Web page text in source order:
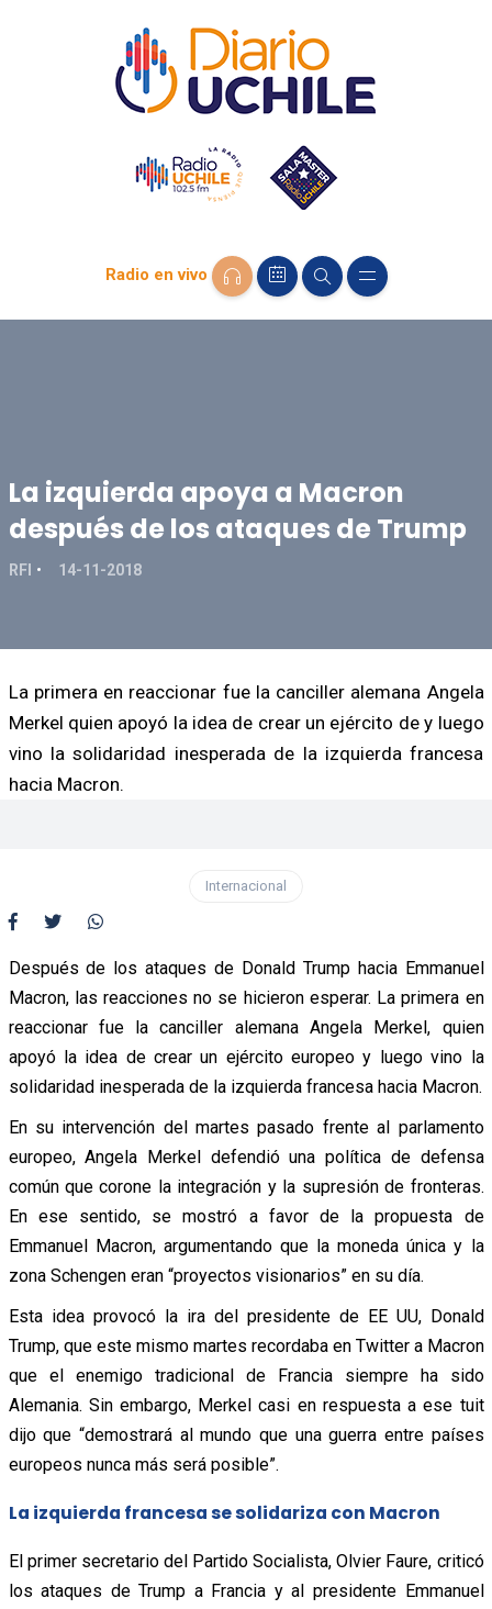
Radio en vivo
La izquierda apoya a Macron
después de los ataques de Trump
RFI 14-11-2018
La primera en reaccionar fue la canciller alemana Angela
Merkel quien apoyó la idea de crear un ejército de y luego
vino la solidaridad inesperada de la izquierda francesa
hacia Macron.
Internacional
Después de los ataques de Donald Trump hacia Emmanuel
Macron, las reacciones no se hicieron esperar. La primera en
reaccionar fue la canciller alemana Angela Merkel, quien
apoyó la idea de crear un ejército europeo y luego vino la
solidaridad inesperada de la izquierda francesa hacia Macron.
En su intervención del martes pasado frente al parlamento
europeo, Angela Merkel defendió una política de defensa
común que corone la integración y la supresión de fronteras.
En ese sentido, se mostró a favor de la propuesta de
Emmanuel Macron, argumentando que la moneda única y la
zona Schengen eran “proyectos visionarios” en su día.
Esta idea provocó la ira del presidente de EE UU, Donald
Trump, que este mismo martes recordaba en Twitter a Macron
que el enemigo tradicional de Francia siempre ha sido
Alemania. Sin embargo, Merkel casi en respuesta a ese tuit
dijo que “demostrará al mundo que una guerra entre países
europeos nunca más será posible”.
La izquierda francesa se solidariza con Macron
El primer secretario del Partido Socialista, Olvier Faure, criticó
los ataques de Trump a Francia y al presidente Emmanuel